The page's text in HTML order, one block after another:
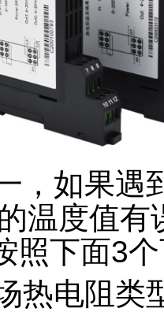
，如果遇
温度值
照下面3
热电阻类